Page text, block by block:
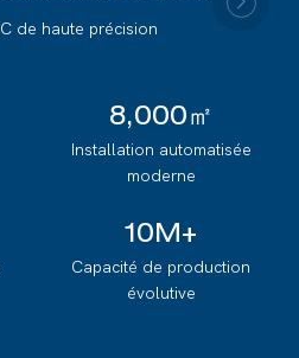
de haute précision
8,000㎡
Installation automatisée
moderne
10M+
Capacité de production
évolutive